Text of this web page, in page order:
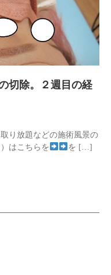
切除。２週目の経
り放題などの施術風景の
はこちらを
を […]